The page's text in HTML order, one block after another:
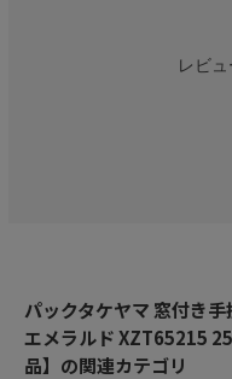
レビュ
パックタケヤマ 窓付き
エメラルド XZT65215
品】の関連カテゴリ